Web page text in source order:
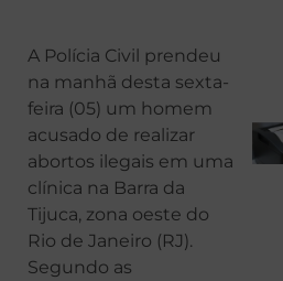
A Polícia Civil prendeu
na manhã desta sexta-
feira (05) um homem
acusado de realizar
abortos ilegais em uma
clínica na Barra da
Tijuca, zona oeste do
Rio de Janeiro (RJ).
Segundo as